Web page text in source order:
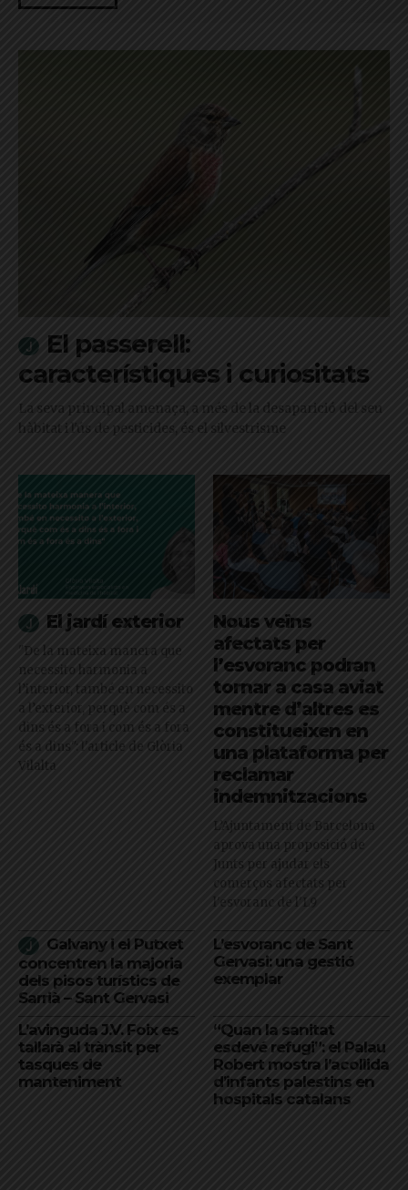
El passerell:
característiques i curiositats
La seva principal amenaça, a més de la desaparició del seu
hàbitat i l'ús de pesticides, és el silvestrisme
El jardí exterior
"De la mateixa manera que
necessito harmonia a
l’interior, també en necessito
a l’exterior, perquè com és a
dins és a fora i com és a fora
és a dins": l'article de Glòria
Vilalta
Nous veïns
afectats per
l’esvoranc podran
tornar a casa aviat
mentre d’altres es
constitueixen en
una plataforma per
reclamar
indemnitzacions
L’Ajuntament de Barcelona
aprova una proposició de
Junts per ajudar els
comerços afectats per
l'esvoranc de l'L9
Galvany i el Putxet
concentren la majoria
dels pisos turístics de
Sarrià – Sant Gervasi
L’esvoranc de Sant
Gervasi: una gestió
exemplar
L’avinguda J.V. Foix es
tallarà al trànsit per
tasques de
manteniment
“Quan la sanitat
esdevé refugi”: el Palau
Robert mostra l’acollida
d’infants palestins en
hospitals catalans